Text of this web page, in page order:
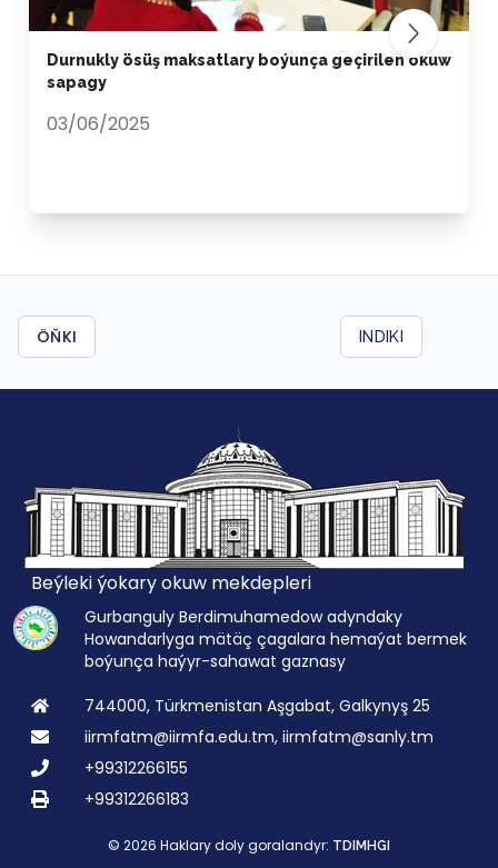
Durnukly ösüş maksatlary boýunça geçirilen okuw
sapagy
03/06/2025
ÖŇKI INDIKI
Beýleki ýokary okuw mekdepleri
Gurbanguly Berdimuhamedow adyndaky
Howandarlyga mätäç çagalara hemaýat bermek
boýunça haýyr-sahawat gaznasy
744000, Türkmenistan Aşgabat, Galkynyş 25
iirmfatm@iirmfa.edu.tm, iirmfatm@sanly.tm
+99312266155
+99312266183
© 2026 Haklary doly goralandyr: TDIMHGI